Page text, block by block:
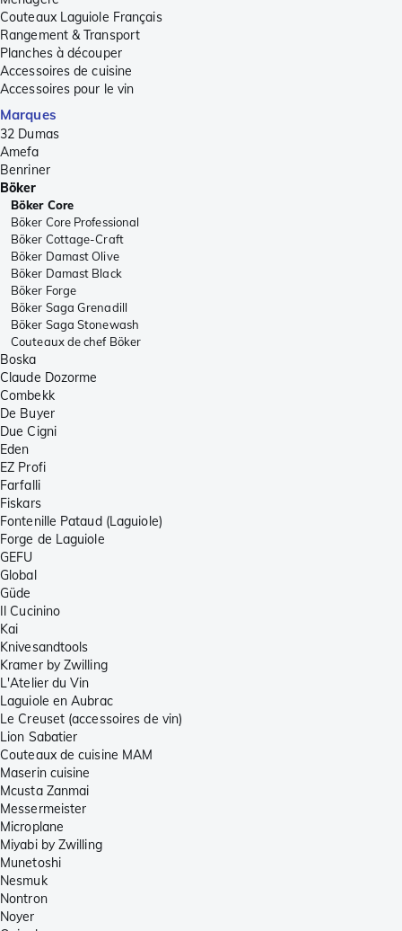
Couteaux Laguiole Français
Rangement & Transport
Planches à découper
Accessoires de cuisine
Accessoires pour le vin
Marques
32 Dumas
Amefa
Benriner
Böker
Böker Core
Böker Core Professional
Böker Cottage-Craft
Böker Damast Olive
Böker Damast Black
Böker Forge
Böker Saga Grenadill
Böker Saga Stonewash
Couteaux de chef Böker
Boska
Claude Dozorme
Combekk
De Buyer
Due Cigni
Eden
EZ Profi
Farfalli
Fiskars
Fontenille Pataud (Laguiole)
Forge de Laguiole
GEFU
Global
Güde
Il Cucinino
Kai
Knivesandtools
Kramer by Zwilling
L'Atelier du Vin
Laguiole en Aubrac
Le Creuset (accessoires de vin)
Lion Sabatier
Couteaux de cuisine MAM
Maserin cuisine
Mcusta Zanmai
Messermeister
Microplane
Miyabi by Zwilling
Munetoshi
Nesmuk
Nontron
Noyer